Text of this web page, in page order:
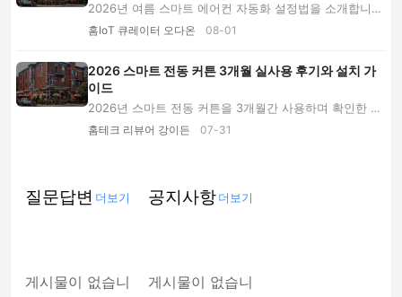
2026년 여름 스마트 에어컨 자동화 설정법을 소개합니
다. 온습도 센서 배치, 귀가 예냉, 외출 종료, 취...
홈IoT 큐레이터 오다온 08-01
2026 스마트 전동 커튼 3개월 실사용 후기와 설치 가
이드
2026년 스마트 전동 커튼을 3개월간 사용하며 확인한 설
치 비용, 소음, 자동화 장단점과 구매 기준을 실...
홈테크 리뷰어 강이든 07-31
질문답변
게시물이 없습니
더보기 공지사항
게시물이 없습니
더보기